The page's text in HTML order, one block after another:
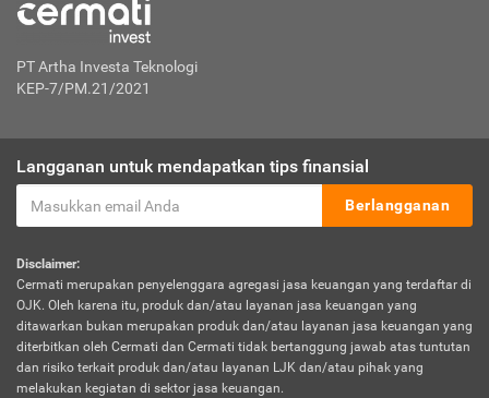
PT Artha Investa Teknologi
KEP-7/PM.21/2021
Langganan untuk mendapatkan tips finansial
Berlangganan
Disclaimer:
Cermati merupakan penyelenggara agregasi jasa keuangan yang terdaftar di
OJK. Oleh karena itu, produk dan/atau layanan jasa keuangan yang
ditawarkan bukan merupakan produk dan/atau layanan jasa keuangan yang
diterbitkan oleh Cermati dan Cermati tidak bertanggung jawab atas tuntutan
dan risiko terkait produk dan/atau layanan LJK dan/atau pihak yang
melakukan kegiatan di sektor jasa keuangan.